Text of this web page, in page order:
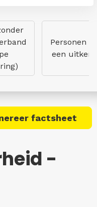
Personen
een
factsheet
-